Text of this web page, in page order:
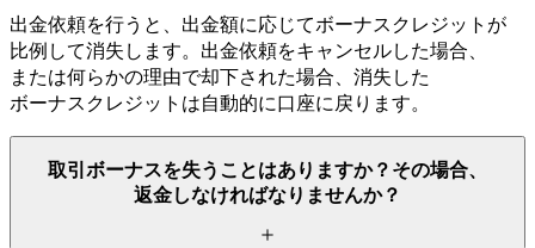
出金依頼を行うと、 出金額に応じてボーナスクレジットが
比例して消失します。 出金依頼をキャンセルした場合、
または何らかの理由で却下された場合、 消失した
ボーナスクレジットは自動的に口座に戻ります。
取引ボーナスを失う ことはありますか？ その場合、
返金しなければなりませんか？